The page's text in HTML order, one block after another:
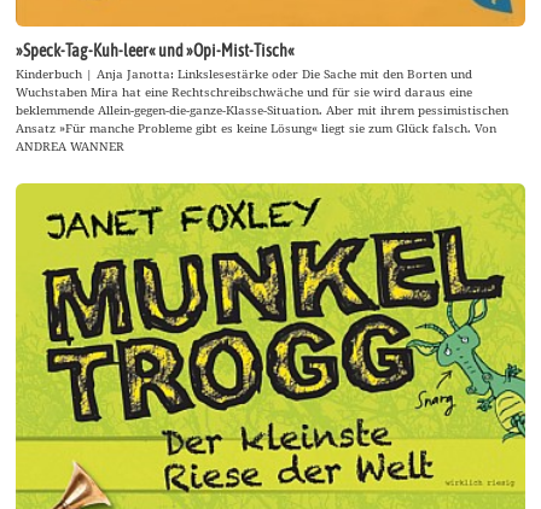
»Speck-Tag-Kuh-leer« und »Opi-Mist-Tisch«
Kinderbuch | Anja Janotta: Linkslesestärke oder Die Sache mit den Borten und
Wuchstaben Mira hat eine Rechtschreibschwäche und für sie wird daraus eine
beklemmende Allein-gegen-die-ganze-Klasse-Situation. Aber mit ihrem pessimistischen
Ansatz »Für manche Probleme gibt es keine Lösung« liegt sie zum Glück falsch. Von
ANDREA WANNER